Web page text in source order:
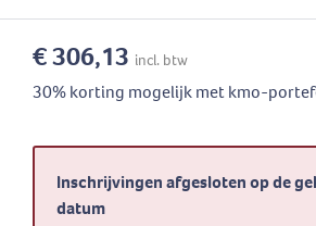
€ 306,13 incl. btw
30% korting mogelijk met kmo-
Inschrijvingen afgesloten op de
datum